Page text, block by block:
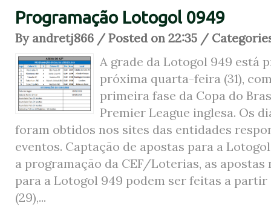
Programação Lotogol 0949
By andretj866 / Posted on 22:35 /
A grade da Lotogol 949 está
próxima quarta-feira (31),
primeira fase da Copa do
Premier League inglesa. Os
foram obtidos nos sites das entidades
eventos. Captação de apostas para a
a programação da CEF/Loterias, as apostas
para a Lotogol 949 podem ser feitas a
(29),...